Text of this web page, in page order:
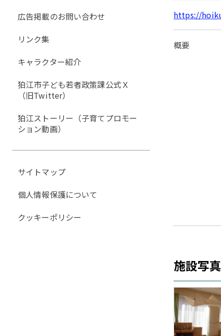
https://
概要
施設写真
広告掲載のお問い合わせ
リンク集
キャラクター紹介
狛江市子ども若者政策課公式Ｘ
（旧Twitter）
狛江ストーリー（子育てプロモー
ション動画）
サイトマップ
個人情報保護について
クッキーポリシー